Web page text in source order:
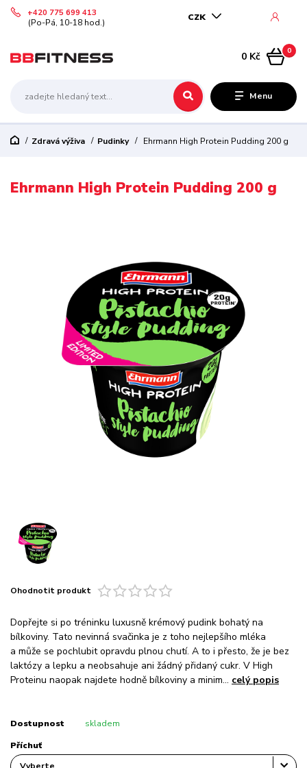
Menu
CZK
+420 775 699 413
(Po-Pá, 10-18 hod.)
0
0 Kč
Zdravá výživa Pudinky Ehrmann High Protein Pudding 200 g
Ehrmann High Protein Pudding 200 g
Ohodnotit produkt
Dopřejte si po tréninku luxusně krémový pudink bohatý na
bílkoviny. Tato nevinná svačinka je z toho nejlepšího mléka
a může se pochlubit opravdu plnou chutí. A to i přesto, že je bez
laktózy a lepku a neobsahuje ani žádný přidaný cukr. V High
Proteinu naopak najdete hodně bílkoviny a minim... celý popis
Dostupnost skladem
Příchuť